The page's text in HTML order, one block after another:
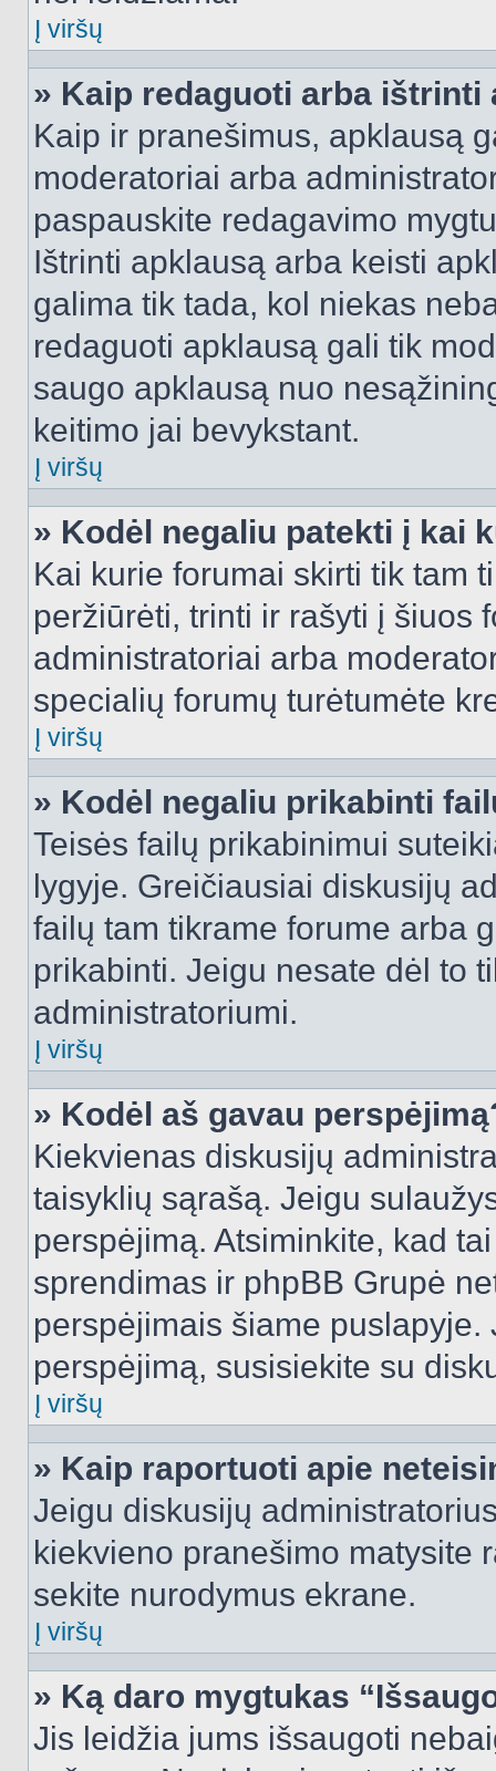
Į viršų
» Kaip redaguoti arba ištrinti
Kaip ir pranešimus, apklausą
moderatoriai arba
paspauskite redagavimo
Ištrinti apklausą arba keisti
galima tik tada, kol niekas
redaguoti apklausą gali tik
saugo apklausą nuo
keitimo jai bevykstant.
Į viršų
» Kodėl negaliu patekti į kai
Kai kurie forumai skirti tik tam
peržiūrėti, trinti ir rašyti į šiuos
administratoriai arba
specialių forumų turėtumėte
Į viršų
» Kodėl negaliu prikabinti
Teisės failų prikabinimui
lygyje. Greičiausiai diskusijų
failų tam tikrame forume arba
prikabinti. Jeigu nesate dėl to
administratoriumi.
Į viršų
» Kodėl aš gavau
Kiekvienas diskusijų
taisyklių sąrašą. Jeigu
perspėjimą. Atsiminkite, kad
sprendimas ir phpBB Grupė
perspėjimais šiame
perspėjimą, susisiekite su
Į viršų
» Kaip raportuoti apie
Jeigu diskusijų
kiekvieno pranešimo matysite
sekite nurodymus ekrane.
Į viršų
» Ką daro mygtukas
Jis leidžia jums išsaugoti